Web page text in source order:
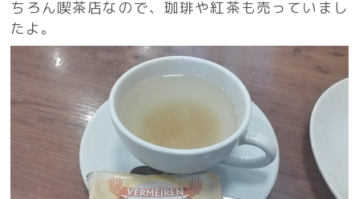
ちろん喫茶店なので、珈琲や紅茶も売っていまし
たよ。